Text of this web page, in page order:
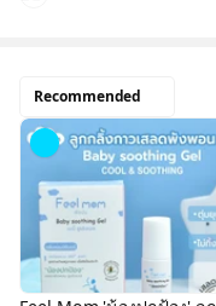
Recommended